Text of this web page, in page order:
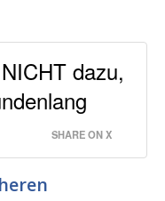
dazu,
SHARE ON X